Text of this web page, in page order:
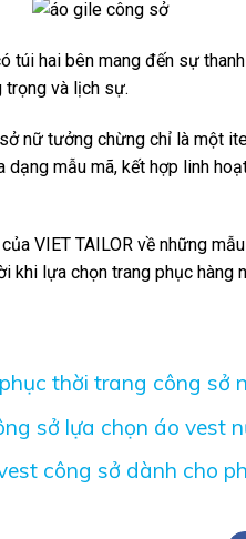
túi hai bên mang đến sự
trọng và lịch sự.
nữ tưởng chừng chỉ là một
mẫu mã, kết hợp linh
VIET TAILOR về những
khi lựa chọn trang phục hàng
thời trang công sở
sở lựa chọn áo vest
công sở dành cho